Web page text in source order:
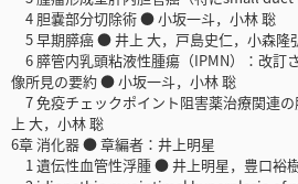
4 胆嚢部分切除術 ● 小坂一斗，小林 聡
5 早期膵癌 ● 井上 大，戸島史仁，小森隆
6 膵管内乳頭粘液性腫瘍（IPMN）：改訂
像所見の要約 ● 小坂一斗，小林 聡
7 免疫チェックポイント阻害薬治療関連
上 大，小林 聡
6章 消化器 ● 章編者：井上明星
1 遺伝性血管性浮腫 ● 井上明星，豊口裕